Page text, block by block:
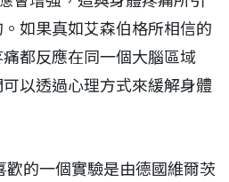
如果真如艾森伯格所相信的
都反應在同一個大腦區域
以透過心理方式來緩解身體
歡的一個實驗是由德國維爾茨